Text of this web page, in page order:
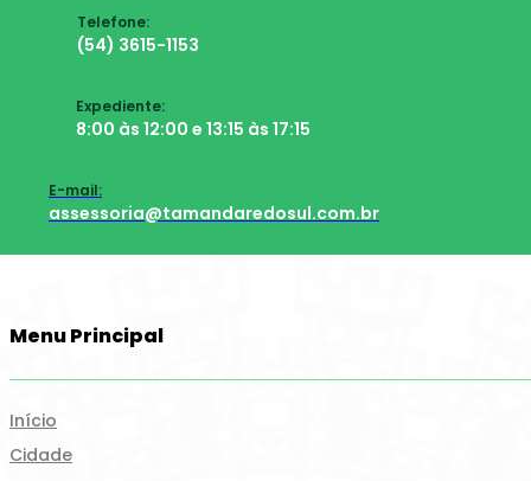
Telefone:
(54) 3615-1153
Expediente:
8:00 às 12:00 e 13:15 às 17:15
E-mail:
assessoria@tamandaredosul.com.br
Menu Principal
Início
Cidade